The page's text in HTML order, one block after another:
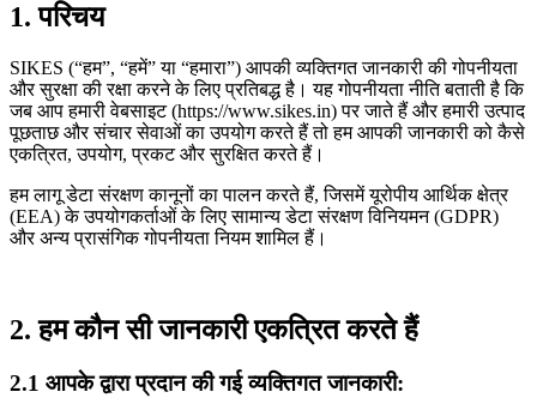
1. परिचय
SIKES (“हम”, “हमें” या “हमारा”) आपकी व्यक्तिगत जानकारी की गोपनीयता
और सुरक्षा की रक्षा करने के लिए प्रतिबद्ध है। यह गोपनीयता नीति बताती है कि
जब आप हमारी वेबसाइट (https://www.sikes.in) पर जाते हैं और हमारी उत्पाद
पूछताछ और संचार सेवाओं का उपयोग करते हैं तो हम आपकी जानकारी को कैसे
एकत्रित, उपयोग, प्रकट और सुरक्षित करते हैं।
हम लागू डेटा संरक्षण कानूनों का पालन करते हैं, जिसमें यूरोपीय आर्थिक क्षेत्र
(EEA) के उपयोगकर्ताओं के लिए सामान्य डेटा संरक्षण विनियमन (GDPR)
और अन्य प्रासंगिक गोपनीयता नियम शामिल हैं।
2. हम कौन सी जानकारी एकत्रित करते हैं
2.1 आपके द्वारा प्रदान की गई व्यक्तिगत जानकारी: